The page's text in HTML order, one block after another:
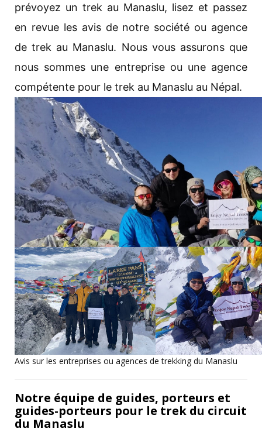
prévoyez un trek au Manaslu, lisez et passez
en revue les avis de notre société ou agence
de trek au Manaslu. Nous vous assurons que
nous sommes une entreprise ou une agence
compétente pour le trek au Manaslu au Népal.
Avis sur les entreprises ou agences de trekking du Manaslu
Notre équipe de guides, porteurs et
guides-porteurs pour le trek du circuit
du Manaslu